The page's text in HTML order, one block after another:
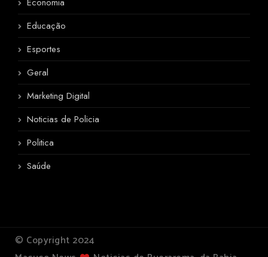
Economia
Educação
Esportes
Geral
Marketing Digital
Noticias de Policia
Politica
Saúde
© Copyright 2024